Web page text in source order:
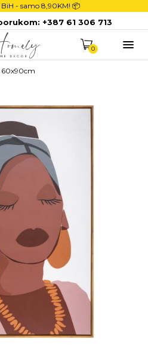
- samo 8,90KM! 📦
+387 61 306 713
0 
60x90cm